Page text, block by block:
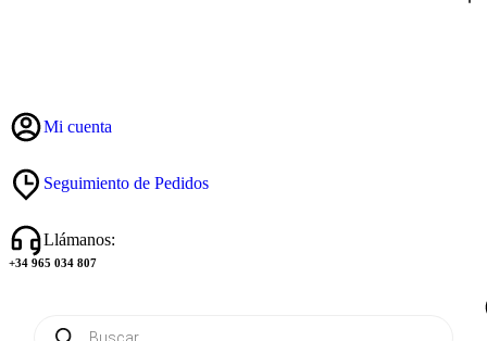
Mi cuenta
Seguimiento de Pedidos
Llámanos:
+34 965 034 807